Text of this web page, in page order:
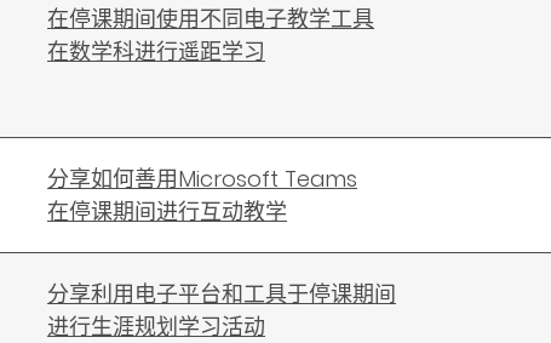
在停课期间使用不同电子教学工具
在数学科进行遥距学习
分享如何善用Microsoft Teams
在停课期间进行互动教学
分享利用电子平台和工具于停课期间
进行生涯规划学习活动